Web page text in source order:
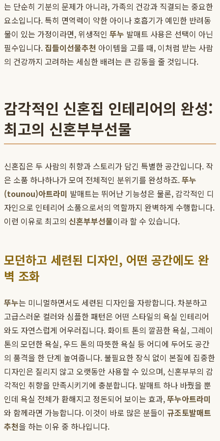
는 단순히 기분의 문제가 아니라, 가족의 건강과 직결되는 중요한
요소입니다. 특히 면역력이 약한 아이나 호흡기가 예민한 반려동
물이 있는 가정이라면, 위생적인 뚜누 발매트 사용은 선택이 아닌
필수입니다. 집들이선물추천 아이템을 고를 때, 이처럼 받는 사람
의 건강까지 고려하는 세심한 배려는 큰 감동을 줄 것입니다.
감각적인 신혼집 인테리어의 완성:
최고의 신혼부부선물
신혼집은 두 사람의 취향과 스토리가 담긴 특별한 공간입니다. 작
은 소품 하나하나가 모여 전체적인 분위기를 완성하죠.뚜누
(tounou)아트라미 발매트는 뛰어난 기능성은 물론, 감각적인 디
자인으로 인테리어 소품으로서의 역할까지 완벽하게 수행합니다.
이런 이유로 최고의 신혼부부선물이라 할 수 있습니다.
모던하고 세련된 디자인, 어떤 공간에도 완
벽 조화
뚜누는 미니멀하면서도 세련된 디자인을 자랑합니다. 차분하고
고급스러운 컬러와 심플한 패턴은 어떤 스타일의 욕실 인테리어
와도 자연스럽게 어우러집니다. 화이트 톤의 깔끔한 욕실, 그레이
톤의 모던한 욕실, 우드 톤의 따뜻한 욕실 등 어디에 두어도 공간
의 품격을 한 단계 높여줍니다. 불필요한 장식 없이 본질에 집중한
디자인은 질리지 않고 오랫동안 사용할 수 있으며, 신혼부부의 감
각적인 취향을 만족시키기에 충분합니다. 발매트 하나 바꿨을 뿐
인데 욕실 전체가 환해지고 정돈되어 보이는 효과,뚜누아트라미
와 함께라면 가능합니다. 이것이 바로 많은 분들이 규조토발매트
추천을 하는 이유 중 하나입니다.